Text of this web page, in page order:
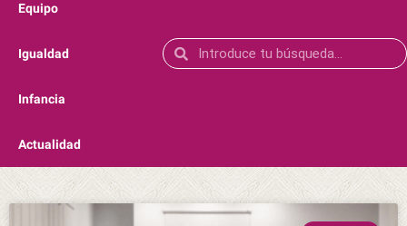
Equipo
Igualdad
Infancia
Actualidad